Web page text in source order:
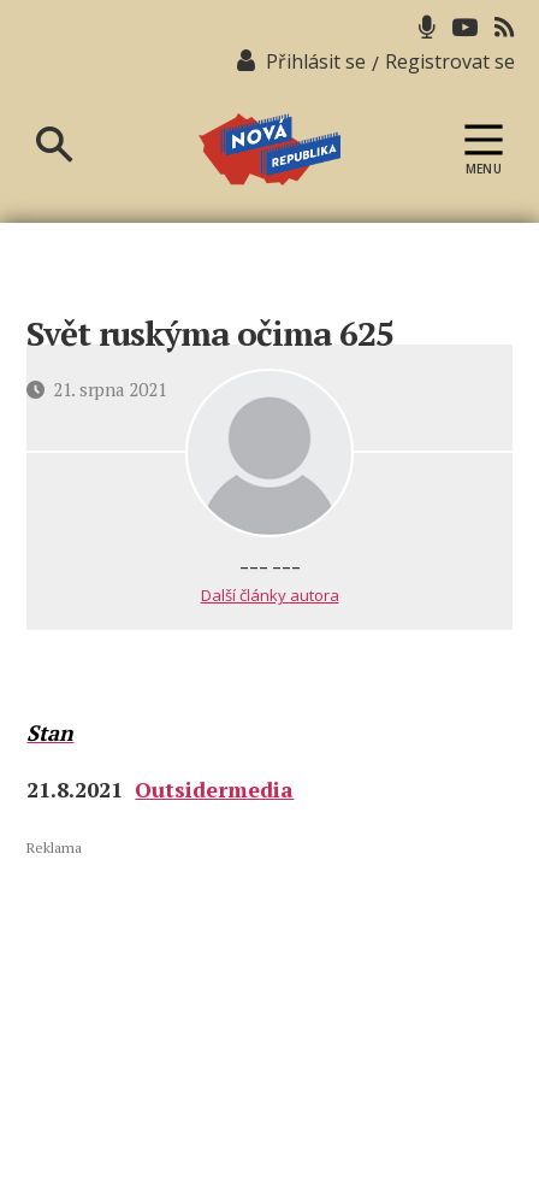
Přihlásit se / Registrovat se
republika
MENU
Svět ruskýma očima 625
Datum21. srpna 2021
--- ---
Další články autora
Stan
21.8.2021 Outsidermedia
Reklama